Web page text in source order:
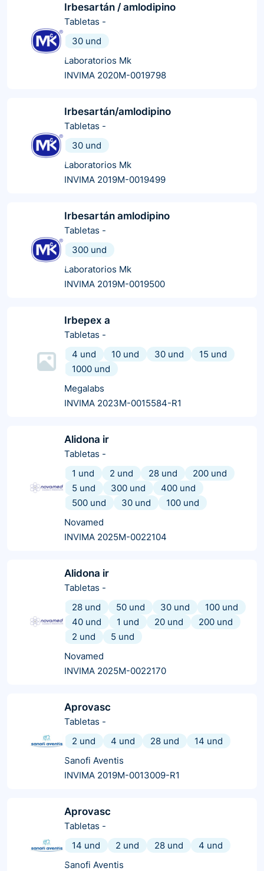
Irbesartán / amlodipino
Tabletas -
30 und
Laboratorios Mk
INVIMA 2020M-0019798
Irbesartán/amlodipino
Tabletas -
30 und
Laboratorios Mk
INVIMA 2019M-0019499
Irbesartán amlodipino
Tabletas -
300 und
Laboratorios Mk
INVIMA 2019M-0019500
Irbepex a
Tabletas -
4 und
10 und 30 und
15 und
1000 und
Megalabs
INVIMA 2023M-0015584-R1
Alidona ir
Tabletas -
1 und
2 und 28 und
200 und
5 und
300 und
400 und
500 und
30 und
100 und
Novamed
INVIMA 2025M-0022104
Alidona ir
Tabletas -
28 und
50 und 30 und
100 und
40 und
1 und 20 und
200 und
2 und
5 und
Novamed
INVIMA 2025M-0022170
Aprovasc
Tabletas -
2 und
4 und 28 und
14 und
Sanofi Aventis
INVIMA 2019M-0013009-R1
Aprovasc
Tabletas -
14 und
2 und 28 und
4 und
Sanofi Aventis